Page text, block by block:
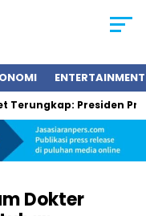
ENTERTAINMENT
Presiden Prabowo
Dokter